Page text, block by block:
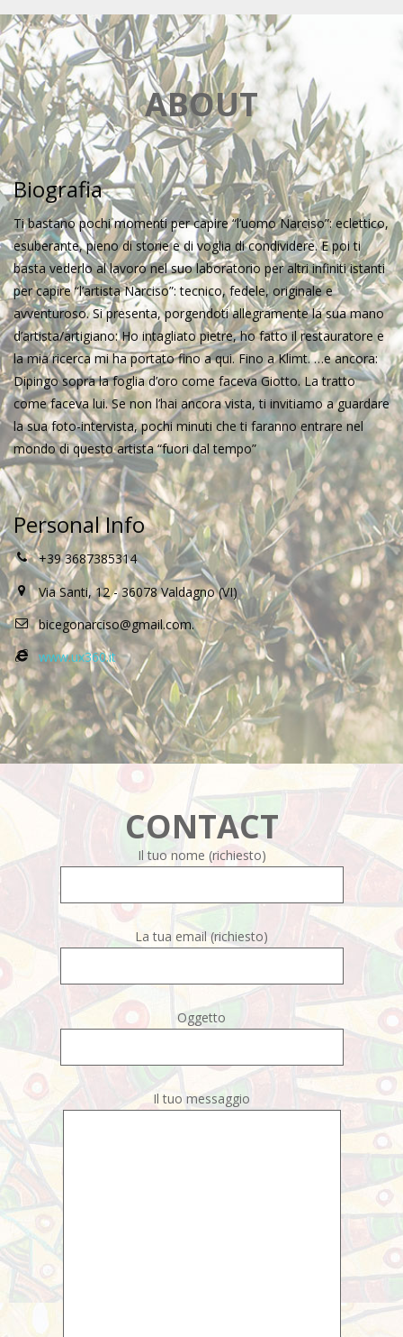
ABOUT
Biografia
Ti bastano pochi momenti per capire “l’uomo Narciso”: eclettico,
esuberante, pieno di storie e di voglia di condividere. E poi ti
basta vederlo al lavoro nel suo laboratorio per altri infiniti istanti
per capire “l’artista Narciso”: tecnico, fedele, originale e
avventuroso. Si presenta, porgendoti allegramente la sua mano
d’artista/artigiano: Ho intagliato pietre, ho fatto il restauratore e
la mia ricerca mi ha portato fino a qui. Fino a Klimt. …e ancora:
Dipingo sopra la foglia d’oro come faceva Giotto. La tratto
come faceva lui. Se non l’hai ancora vista, ti invitiamo a guardare
la sua foto-intervista, pochi minuti che ti faranno entrare nel
mondo di questo artista “fuori dal tempo”
Personal Info
+39 3687385314
Via Santi, 12 - 36078 Valdagno (VI)
bicegonarciso@gmail.com.
www.ux360.it
CONTACT
Il tuo nome (richiesto)
La tua email (richiesto)
Oggetto
Il tuo messaggio